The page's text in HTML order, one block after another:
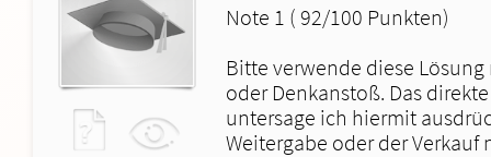
außerdem, um Ergebnisse zu messen, um zu
weiter zu entwickeln.
Alle akzeptieren Einstellungen ändern
Note 1 ( 92/100 Punkten)
Bitte verwende diese
oder Denkanstoß. Das
untersage ich hiermit
Weitergabe oder der Verkauf